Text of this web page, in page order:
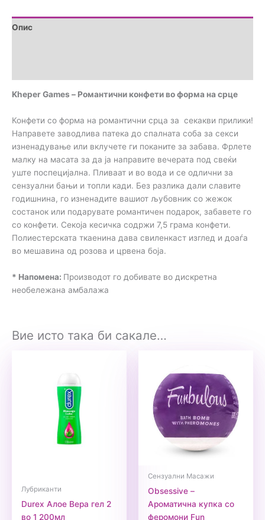
Опис
Kheper Games – Романтични конфети во форма на срце
Конфети со форма на романтични срца за секакви прилики!
Направете заводлива патека до спалната соба за секси
изненадување или вклучете ги поканите за забава. Фрлете
малку на масата за да ја направите вечерата под свеќи
уште поспецијална. Пливаат и во вода и се одлични за
сензуални бањи и топли кади. Без разлика дали славите
годишнина, го изненадите вашиот љубовник со жежок
состанок или подарувате романтичен подарок, забавете го
со конфети. Секоја кесичка содржи 7,5 грама конфети.
Полиестерската ткаенина дава свиленкаст изглед и доаѓа
во мешавина од розова и црвена боја.
* Напомена: Производот го добивате во дискретна
необележана амбалажа
Вие исто така би сакале…
Лубриканти
Durex Алое Вера гел 2
во 1 200мл
Сензуални Масажи
Obsessive –
Ароматична купка со
феромони Fun